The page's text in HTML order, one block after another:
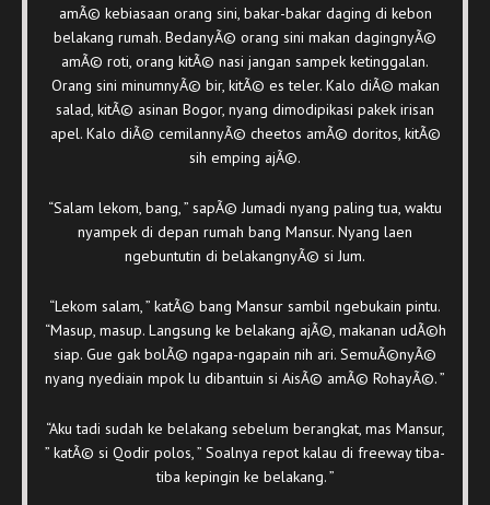
amÃ© kebiasaan orang sini, bakar-bakar daging di kebon
belakang rumah. BedanyÃ© orang sini makan dagingnyÃ©
amÃ© roti, orang kitÃ© nasi jangan sampek ketinggalan.
Orang sini minumnyÃ© bir, kitÃ© es teler. Kalo diÃ© makan
salad, kitÃ© asinan Bogor, nyang dimodipikasi pakek irisan
apel. Kalo diÃ© cemilannyÃ© cheetos amÃ© doritos, kitÃ©
sih emping ajÃ©.
“Salam lekom, bang, ” sapÃ© Jumadi nyang paling tua, waktu
nyampek di depan rumah bang Mansur. Nyang laen
ngebuntutin di belakangnyÃ© si Jum.
“Lekom salam, ” katÃ© bang Mansur sambil ngebukain pintu.
“Masup, masup. Langsung ke belakang ajÃ©, makanan udÃ©h
siap. Gue gak bolÃ© ngapa-ngapain nih ari. SemuÃ©nyÃ©
nyang nyediain mpok lu dibantuin si AisÃ© amÃ© RohayÃ©. ”
“Aku tadi sudah ke belakang sebelum berangkat, mas Mansur,
” katÃ© si Qodir polos, ” Soalnya repot kalau di freeway tiba-
tiba kepingin ke belakang. ”